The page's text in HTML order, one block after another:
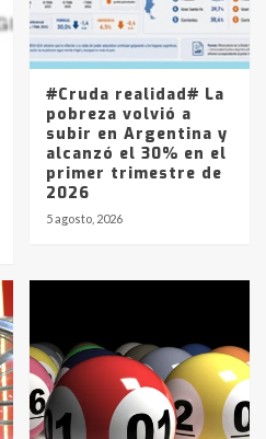
de los combustibles en
YPF hasta Axion
1338 pesos
#Cruda realidad# La
pobreza volvió a
subir en Argentina y
alcanzó el 30% en el
primer trimestre de
2026
5 agosto, 2026